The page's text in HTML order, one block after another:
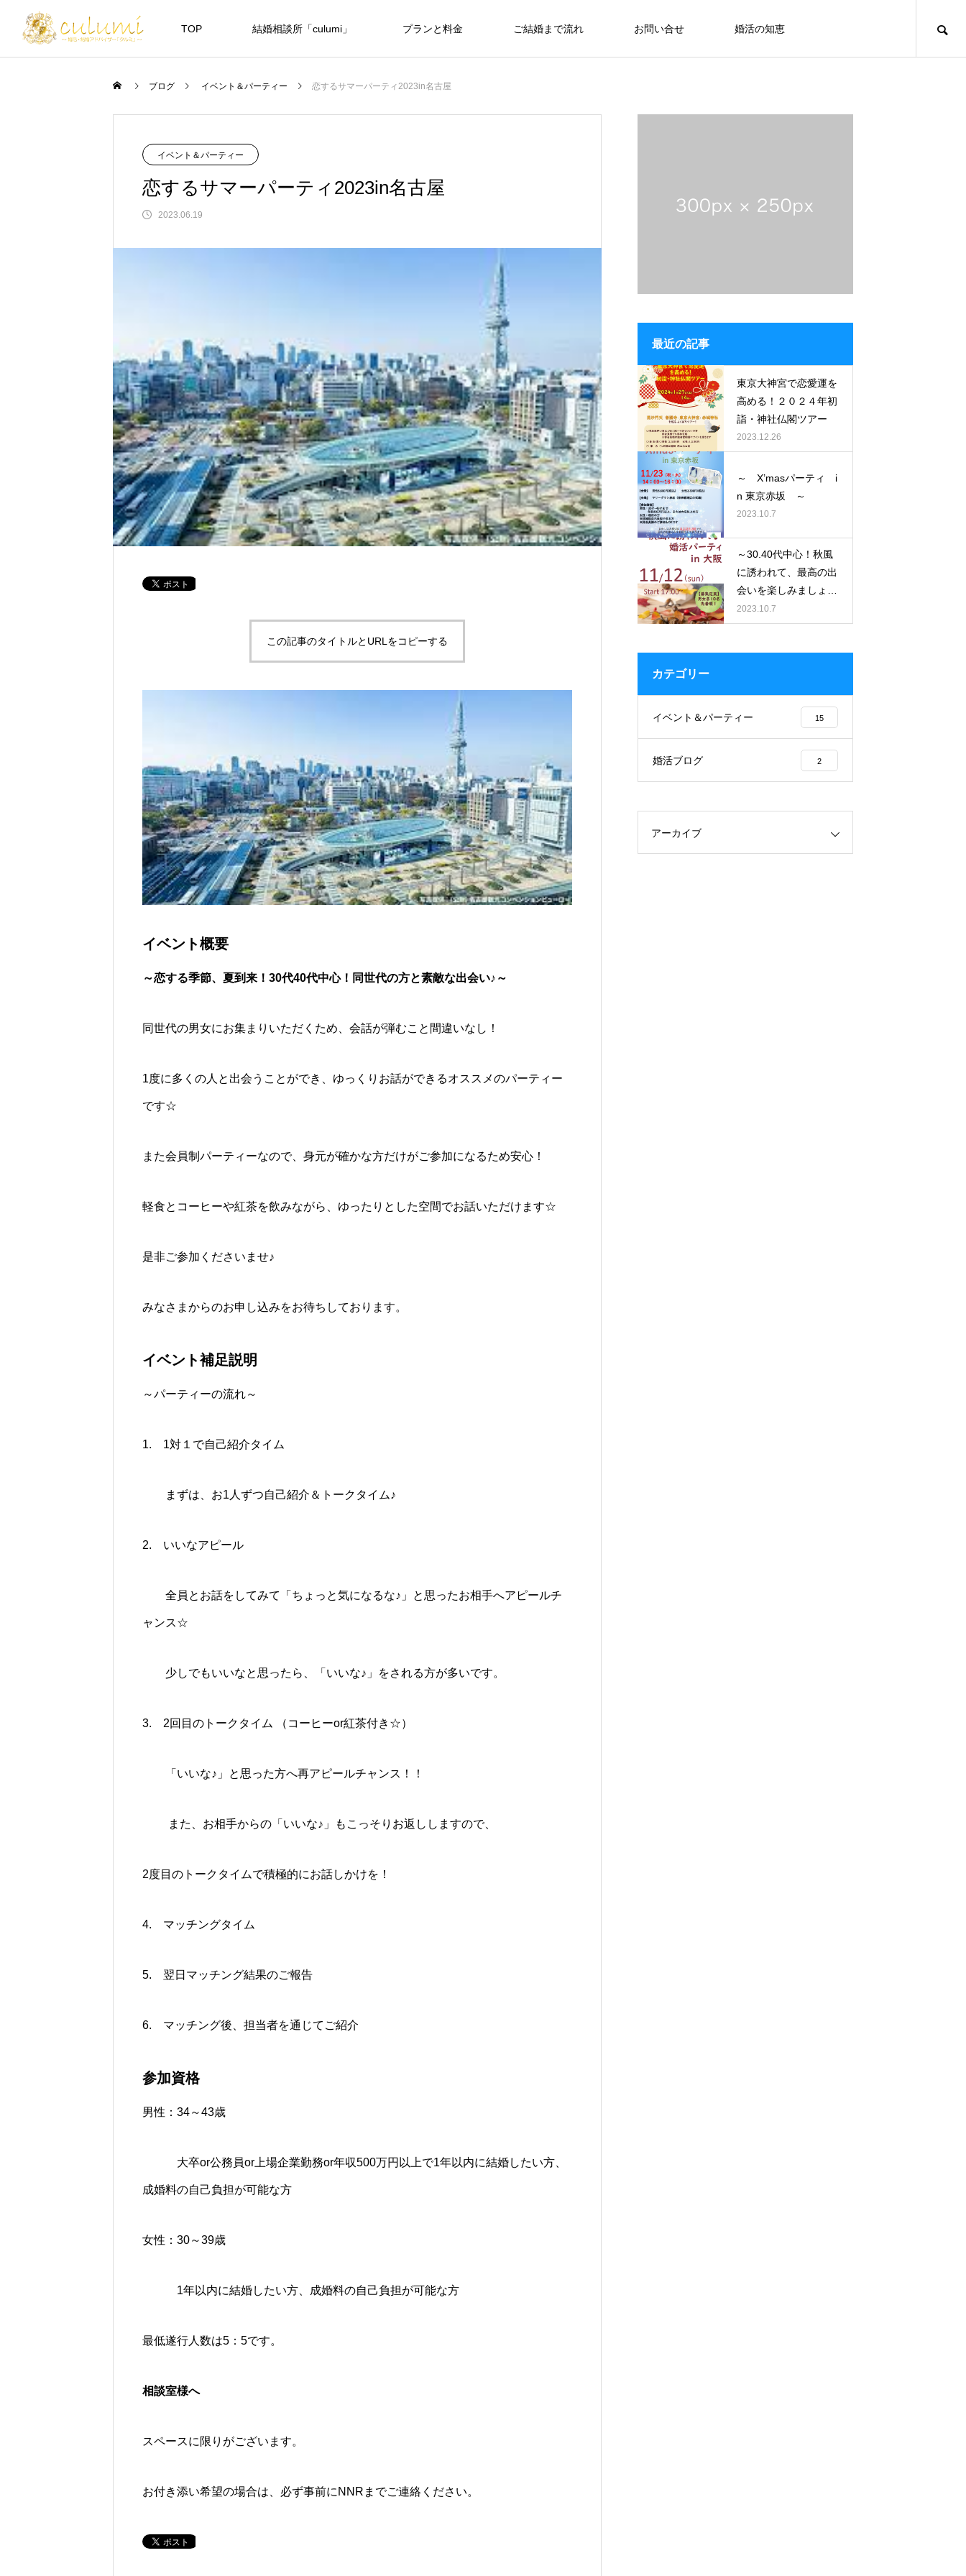
TOP 結婚相談所「culumi」 プランと料金 ご結婚まで流れ お問い合せ 婚活の知恵
ブログ イベント＆パーティー 恋するサマーパーティ2023in名古屋
イベント＆パーティー
恋するサマーパーティ2023in名古屋
2023.06.19
この記事のタイトルとURLをコピーする
イベント概要
～恋する季節、夏到来！30代40代中心！同世代の方と素敵な出会い♪～
同世代の男女にお集まりいただくため、会話が弾むこと間違いなし！
1度に多くの人と出会うことができ、ゆっくりお話ができるオススメのパーティー
です☆
また会員制パーティーなので、身元が確かな方だけがご参加になるため安心！
軽食とコーヒーや紅茶を飲みながら、ゆったりとした空間でお話いただけます☆
是非ご参加くださいませ♪
みなさまからのお申し込みをお待ちしております。
イベント補足説明
～パーティーの流れ～
1. 1対１で自己紹介タイム
まずは、お1人ずつ自己紹介＆トークタイム♪
2. いいなアピール
全員とお話をしてみて「ちょっと気になるな♪」と思ったお相手へアピールチ
ャンス☆
少しでもいいなと思ったら、「いいな♪」をされる方が多いです。
3. 2回目のトークタイム （コーヒーor紅茶付き☆）
「いいな♪」と思った方へ再アピールチャンス！！
また、お相手からの「いいな♪」もこっそりお返ししますので、
2度目のトークタイムで積極的にお話しかけを！
4. マッチングタイム
5. 翌日マッチング結果のご報告
6. マッチング後、担当者を通じてご紹介
参加資格
男性：34～43歳
大卒or公務員or上場企業勤務or年収500万円以上で1年以内に結婚したい方、
成婚料の自己負担が可能な方
女性：30～39歳
1年以内に結婚したい方、成婚料の自己負担が可能な方
最低遂行人数は5：5です。
相談室様へ
スペースに限りがございます。
お付き添い希望の場合は、必ず事前にNNRまでご連絡ください。
最近の記事
東京大神宮で恋愛運を
高める！２０２４年初
詣・神社仏閣ツアー
2023.12.26
～ X’masパーティ i
n 東京赤坂 ～
2023.10.7
～30.40代中心！秋風
に誘われて、最高の出
会いを楽しみましょう
♪～
2023.10.7
カテゴリー
イベント＆パーティー 15
婚活ブログ 2
アーカイブ